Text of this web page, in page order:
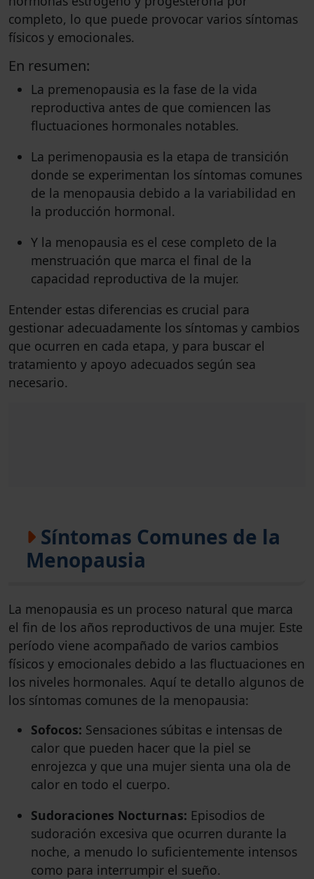
completo, lo que puede provocar varios síntomas
físicos y emocionales.
En resumen:
La premenopausia es la fase de la vida
reproductiva antes de que comiencen las
fluctuaciones hormonales notables.
La perimenopausia es la etapa de transición
donde se experimentan los síntomas comunes
de la menopausia debido a la variabilidad en
la producción hormonal.
Y la menopausia es el cese completo de la
menstruación que marca el final de la
capacidad reproductiva de la mujer.
Entender estas diferencias es crucial para
gestionar adecuadamente los síntomas y cambios
que ocurren en cada etapa, y para buscar el
tratamiento y apoyo adecuados según sea
necesario.
Síntomas Comunes de la
Menopausia
La menopausia es un proceso natural que marca
el fin de los años reproductivos de una mujer. Este
período viene acompañado de varios cambios
físicos y emocionales debido a las fluctuaciones en
los niveles hormonales. Aquí te detallo algunos de
los síntomas comunes de la menopausia:
Sofocos: Sensaciones súbitas e intensas de
calor que pueden hacer que la piel se
enrojezca y que una mujer sienta una ola de
calor en todo el cuerpo.
Sudoraciones Nocturnas: Episodios de
sudoración excesiva que ocurren durante la
noche, a menudo lo suficientemente intensos
como para interrumpir el sueño.